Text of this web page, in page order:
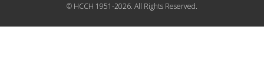
© HCCH 1951-2026. All Rights Reserved.